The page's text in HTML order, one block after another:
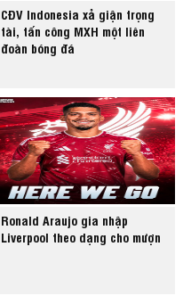
CĐV Indonesia xả giận trọng
tài, tấn công MXH một liên
đoàn bóng đá
Ronald Araujo gia nhập
Liverpool theo dạng cho mượn